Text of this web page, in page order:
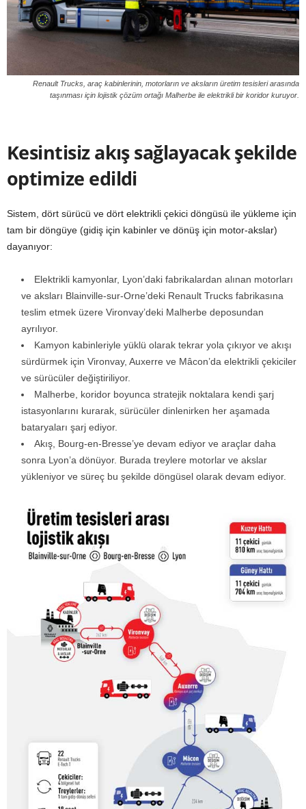
Renault Trucks, araç kabinlerinin, motorların ve aksların üretim tesisleri arasında
taşınması için lojistik çözüm ortağı Malherbe ile elektrikli bir koridor kuruyor.
Kesintisiz akış sağlayacak şekilde
optimize edildi
Sistem, dört sürücü ve dört elektrikli çekici döngüsü ile yükleme için
tam bir döngüye (gidiş için kabinler ve dönüş için motor-akslar)
dayanıyor:
Elektrikli kamyonlar, Lyon’daki fabrikalardan alınan motorları
ve aksları Blainville-sur-Orne’deki Renault Trucks fabrikasına
teslim etmek üzere Vironvay’deki Malherbe deposundan
ayrılıyor.
Kamyon kabinleriyle yüklü olarak tekrar yola çıkıyor ve akışı
sürdürmek için Vironvay, Auxerre ve Mâcon’da elektrikli çekiciler
ve sürücüler değiştiriliyor.
Malherbe, koridor boyunca stratejik noktalara kendi şarj
istasyonlarını kurarak, sürücüler dinlenirken her aşamada
bataryaları şarj ediyor.
Akış, Bourg-en-Bresse’ye devam ediyor ve araçlar daha
sonra Lyon’a dönüyor. Burada treylere motorlar ve akslar
yükleniyor ve süreç bu şekilde döngüsel olarak devam ediyor.